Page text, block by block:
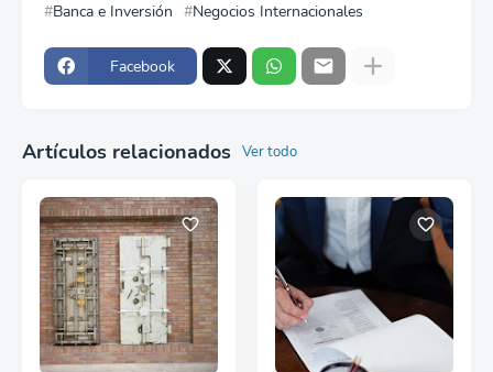
Banca e Inversión Negocios Internacionales
Facebook
Artículos relacionados Ver todo